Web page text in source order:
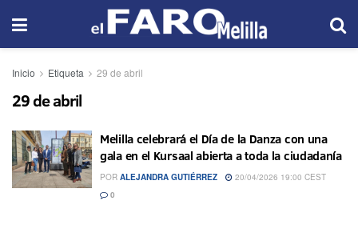
Inicio Etiqueta 29 de abril
29 de abril
Melilla celebrará el Día de la Danza con una
gala en el Kursaal abierta a toda la ciudadanía
POR ALEJANDRA GUTIÉRREZ
20/04/2026 19:00 CEST
0